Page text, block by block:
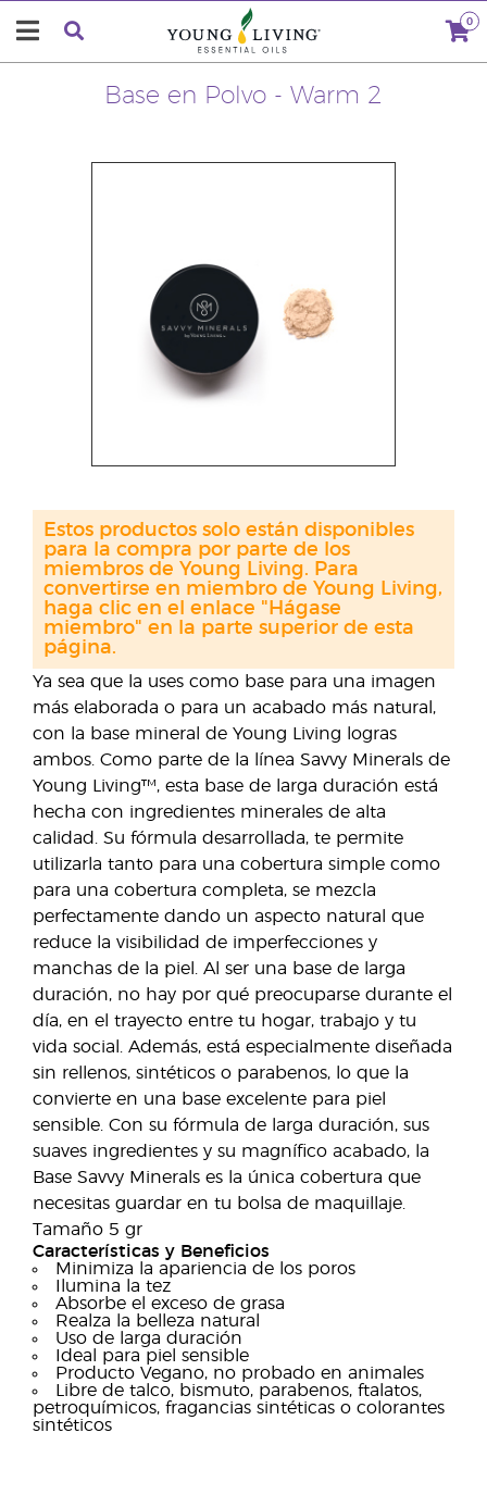
0
Base en Polvo - Warm 2
Ya sea que la uses como base para una imagen
más elaborada o para un acabado más natural,
con la base mineral de Young Living logras
ambos. Como parte de la línea Savvy Minerals de
Young Living™, esta base de larga duración está
hecha con ingredientes minerales de alta
calidad. Su fórmula desarrollada, te permite
utilizarla tanto para una cobertura simple como
para una cobertura completa, se mezcla
perfectamente dando un aspecto natural que
reduce la visibilidad de imperfecciones y
manchas de la piel. Al ser una base de larga
duración, no hay por qué preocuparse durante el
día, en el trayecto entre tu hogar, trabajo y tu
vida social. Además, está especialmente diseñada
sin rellenos, sintéticos o parabenos, lo que la
convierte en una base excelente para piel
sensible. Con su fórmula de larga duración, sus
suaves ingredientes y su magnífico acabado, la
Base Savvy Minerals es la única cobertura que
necesitas guardar en tu bolsa de maquillaje.
Tamaño 5 gr
Características y Beneficios
Minimiza la apariencia de los poros
Ilumina la tez
Absorbe el exceso de grasa
Realza la belleza natural
Uso de larga duración
Ideal para piel sensible
Producto Vegano, no probado en animales
Libre de talco, bismuto, parabenos, ftalatos,
petroquímicos, fragancias sintéticas o colorantes
sintéticos
Estos productos solo están disponibles
para la compra por parte de los
miembros de Young Living. Para
convertirse en miembro de Young Living,
haga clic en el enlace "Hágase
miembro" en la parte superior de esta
página.